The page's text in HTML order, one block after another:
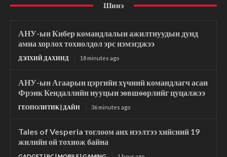
Шинэ
АНУ-ын Кибер командлалын ажилтнуудын дунд
амиа хорлох тохиолдол эрс нэмэгджээ
ДЭЛХИЙ ДАХИНД 18 minutes ago
АНУ-ын Агаарын цэргийн хүчний командлагч асан
Фрэнк Кендаллийн нууцын зөвшөөрлийг цуцалжээ
ГЕОПОЛИТИК | ДАЙН 36 minutes ago
Tales of Vesperia тоглоом анх нээлтээ хийсний 19
жилийн ой тохиож байна